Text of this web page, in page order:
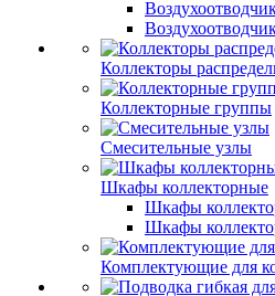
Коллекторы
Коллекторные группы
Смесительные узлы
Шкафы коллекторные
Шкафы
Шкафы
Комплектующие для